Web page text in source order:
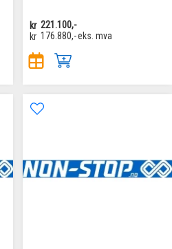
kr 221.100,-
kr 176.880,-eks. mva